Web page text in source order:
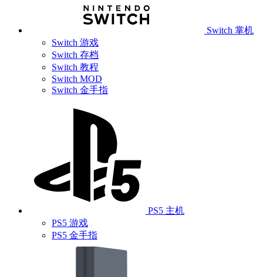
Switch 掌机
Switch 游戏
Switch 存档
Switch 教程
Switch MOD
Switch 金手指
PS5 主机
PS5 游戏
PS5 金手指